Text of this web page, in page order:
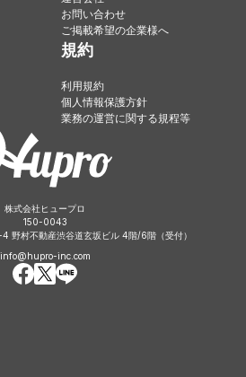
お問い合わせ
ご掲載希望の企業様へ
規約
利用規約
個人情報保護方針
業務の運営に関する規程等
株式会社ヒュープロ
150-0043
野村不動産渋谷道玄坂ビル 4階/6階（受付）
info@hupro-inc.com